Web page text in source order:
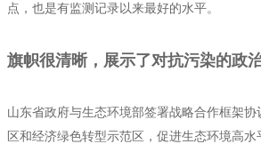
点，也是有监测记录以来最好的水平。
旗帜很清晰，展示了对抗污染的政
山东省政府与生态环境部签署战略合作框架
区和经济绿色转型示范区，促进生态环境高